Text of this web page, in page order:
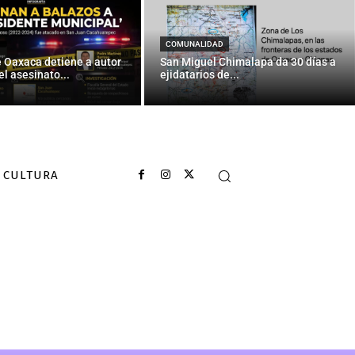
Oaxaca detiene a autor
asesinato...
COMUNALIDAD
San Miguel Chimalapa da 30 días a
ejidatarios de...
CULTURA